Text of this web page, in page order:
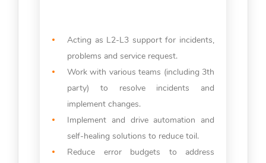
Acting as L2-L3 support for incidents,
problems and service request.
Work with various teams (including 3th
party) to resolve incidents and
implement changes.
Implement and drive automation and
self-healing solutions to reduce toil.
Reduce error budgets to address